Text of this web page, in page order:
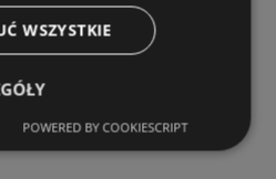
WSZYSTKIE
POWERED BY COOKIESCRIPT